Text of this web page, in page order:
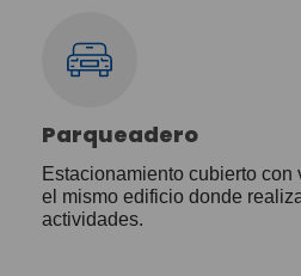
Parqueadero
Estacionamiento cubierto
el mismo edificio donde
actividades.